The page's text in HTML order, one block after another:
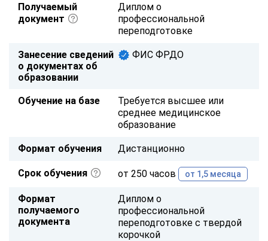
Получаемый
документ
Диплом о
профессиональной
переподготовке
Занесение сведений
о документах об
образовании
ФИС ФРДО
Обучение на базе
Требуется высшее или
среднее медицинское
образование
Формат обучения Дистанционно
Срок обучения от 250 часов от 1,5 месяца
Формат
получаемого
документа
Диплом о
профессиональной
переподготовке с твердой
корочкой